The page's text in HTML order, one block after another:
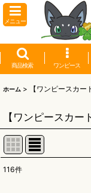
メニュー
商品検索 ワンピース
ホーム > 【ワンピースカ
【ワンピースカ
116件